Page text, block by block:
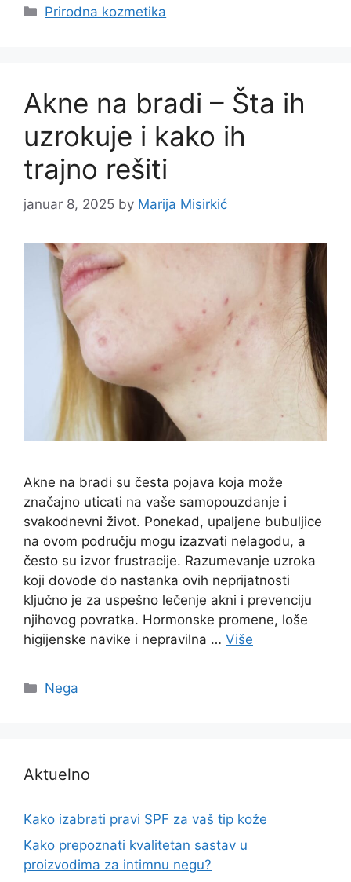
Categories
Prirodna kozmetika
Akne na bradi – Šta ih
uzrokuje i kako ih
trajno rešiti
januar 8, 2025 by Marija Misirkić
Akne na bradi su česta pojava koja može
značajno uticati na vaše samopouzdanje i
svakodnevni život. Ponekad, upaljene bubuljice
na ovom području mogu izazvati nelagodu, a
često su izvor frustracije. Razumevanje uzroka
koji dovode do nastanka ovih neprijatnosti
ključno je za uspešno lečenje akni i prevenciju
njihovog povratka. Hormonske promene, loše
higijenske navike i nepravilna … Više
Categories
Nega
Aktuelno
Kako izabrati pravi SPF za vaš tip kože
Kako prepoznati kvalitetan sastav u
proizvodima za intimnu negu?